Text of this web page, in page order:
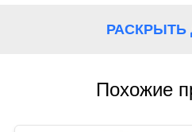
РАСКРЫТЬ
Похожие